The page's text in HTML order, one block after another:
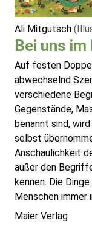
Ali Mitgutsch
Bei uns im
Auf festen
abwechselnd
verschiedene
Gegenstände,
benannt sind,
selbst
Anschaulichkeit
außer den
kennen. Die
Menschen immer
Maier Verlag